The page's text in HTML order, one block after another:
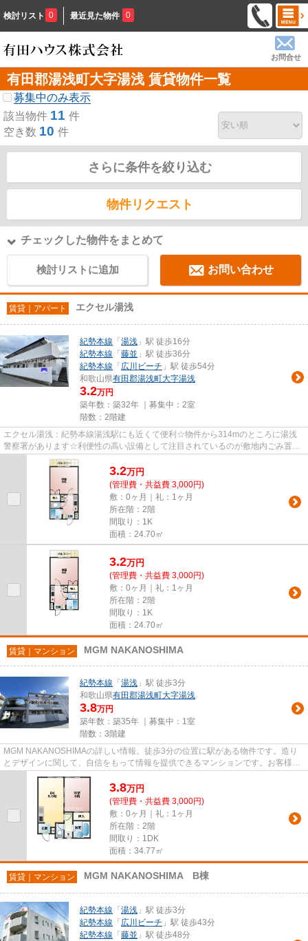
検討リスト 0 最近見た物件 0
お問合せ
有田郡湯浅町大字湯浅 賃貸物件一覧
募集中のみ表示
該当物件 11 件
空き数 10 件
さらに条件を絞り込む
物件リクエスト
チェックした物件をまとめて
検討リストに追加 お問い合わせ
賃貸｜アパート エクセル湯浅
紀勢本線 「 湯浅 」駅 徒歩16分
紀勢本線 「 藤並 」駅 徒歩36分
紀勢本線 「 広川ビーチ 」駅 徒歩54分
和歌山県有田郡湯浅町大字湯浅
3.2万円
築年数：築32年 ｜募集中： 2室
階数：2階建
エクセル湯浅：紀勢本線湯浅駅にも近くて便利☆物件から314mのところに湯浅
警察署があります☆利便性の高い設備として注目されているのが敷地内ごみ置き
場です☆こちらの物件はアパートで...
3.2万円
(管理費・共益費 3,000円)
敷：0ヶ月｜礼：1ヶ月
所在階：2階
間取り：1K
面積：24.70㎡
3.2万円
(管理費・共益費 3,000円)
敷：0ヶ月｜礼：1ヶ月
所在階：2階
間取り：1K
面積：24.70㎡
賃貸｜マンション MGM NAKANOSHIMA
紀勢本線 「 湯浅 」駅 徒歩3分
和歌山県有田郡湯浅町大字湯浅
3.8万円
築年数：築35年 ｜募集中： 1室
階数：3階建
MGM NAKANOSHIMAの詳しい情報。徒歩3分の位置に駅がある物件です。造り
とデザインに関して、自信をもって情報を提供できるマンションです。お客様の
希望にマッチした物件が、有田郡湯...
3.8万円
(管理費・共益費 3,000円)
敷：0ヶ月｜礼：1ヶ月
所在階：2階
間取り：1DK
面積：34.77㎡
賃貸｜マンション MGM NAKANOSHIMA B棟
紀勢本線 「 湯浅 」駅 徒歩3分
紀勢本線 「 広川ビーチ 」駅 徒歩43分
紀勢本線 「 藤並 」駅 徒歩48分